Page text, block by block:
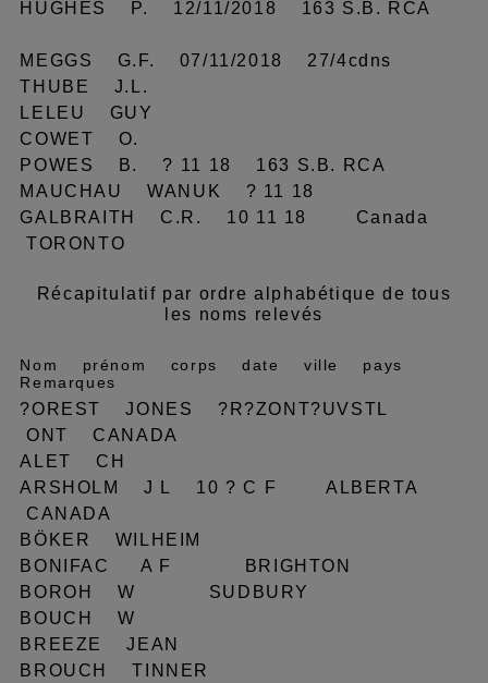
HUGHES P. 12/11/2018 163 S.B. RCA
MEGGS G.F. 07/11/2018 27/4cdns
THUBE J.L.
LELEU GUY
COWET O.
POWES B. ? 11 18 163 S.B. RCA
MAUCHAU WANUK ? 11 18
GALBRAITH C.R. 10 11 18 Canada
TORONTO
Récapitulatif par ordre alphabétique de tous
les noms relevés
Nom prénom corps date ville pays
Remarques
?OREST JONES ?R?ZONT?UVSTL
ONT CANADA
ALET CH
ARSHOLM J L 10 ? C F ALBERTA
CANADA
BÖKER WILHEIM
BONIFAC A F BRIGHTON
BOROH W SUDBURY
BOUCH W
BREEZE JEAN
BROUCH TINNER